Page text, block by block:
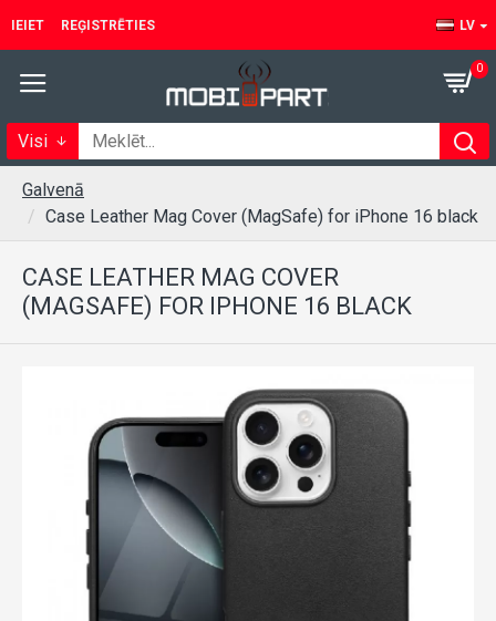
IEIET REĢISTRĒTIES LV
0
Visi
Galvenā
Case Leather Mag Cover (MagSafe) for iPhone 16 black
CASE LEATHER MAG COVER
(MAGSAFE) FOR IPHONE 16 BLACK